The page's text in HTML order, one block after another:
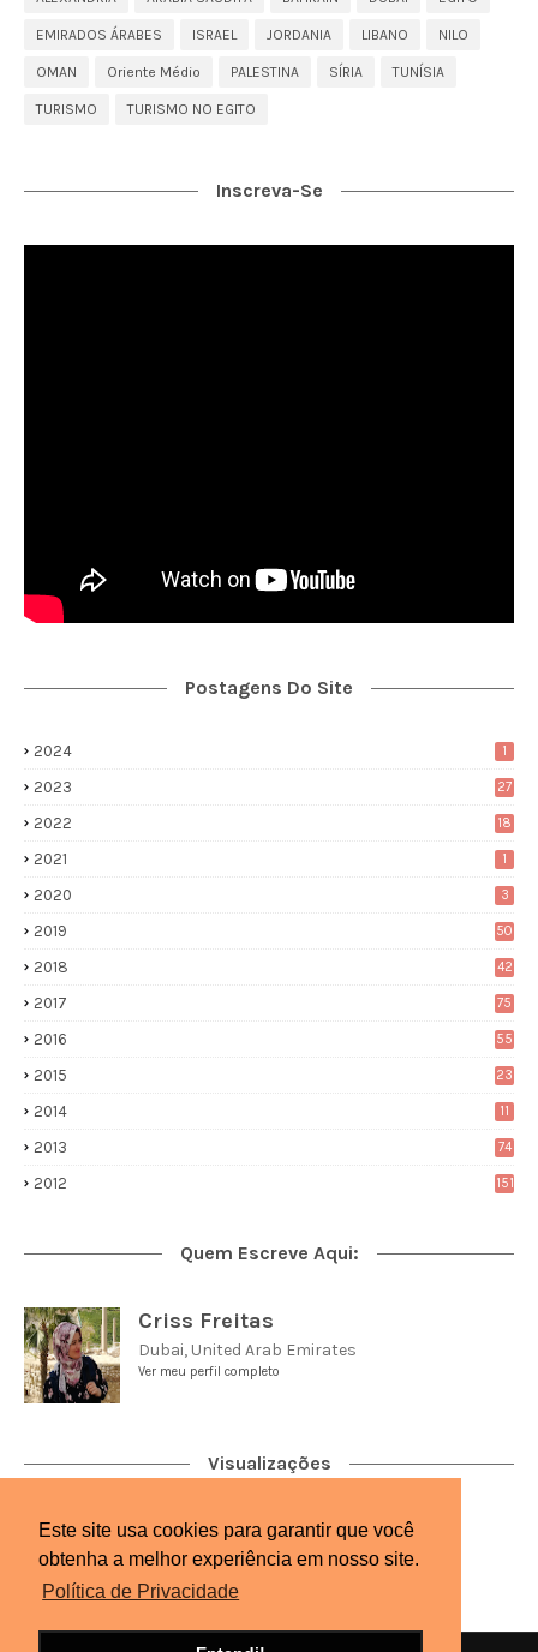
Este site usa cookies para garantir que você
obtenha a melhor experiência em nosso site.
Política de Privacidade
EMIRADOS ÁRABES ISRAEL JORDANIA LIBANO NILO
OMAN Oriente Médio PALESTINA SÍRIA TUNÍSIA
TURISMO TURISMO NO EGITO
Inscreva-Se
Postagens Do Site
2024 1
2023 27
2022 18
2021 1
2020 3
2019 50
2018 42
2017 75
2016 55
2015 23
2014 11
2013 74
2012 151
Quem Escreve Aqui:
Criss Freitas
Dubai, United Arab Emirates
Ver meu perfil completo
Visualizações
2,712,766